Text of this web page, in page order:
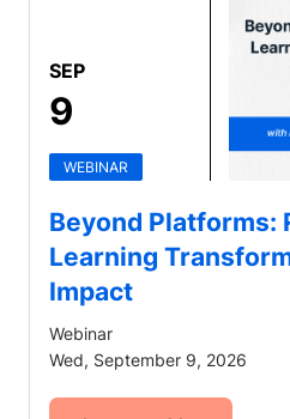
SEP
9
WEBINAR
Beyond Platforms:
Learning
Impact
Webinar
Wed, September 9, 2026